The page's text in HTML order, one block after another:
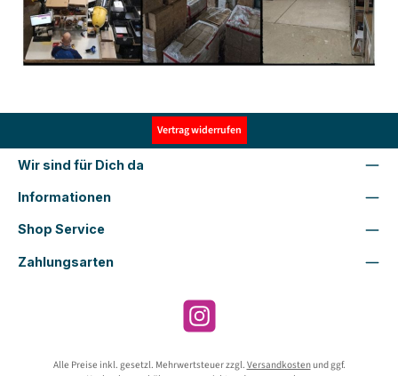
Vertrag widerrufen
Wir sind für Dich da
Informationen
Shop Service
Zahlungsarten
Instagram
Alle Preise inkl. gesetzl. Mehrwertsteuer zzgl. Versandkostenund ggf.